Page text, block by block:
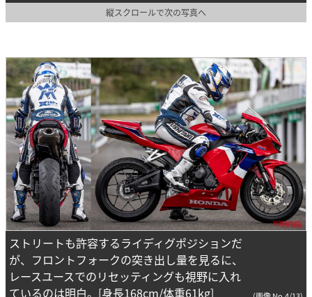
縦スクロールで次の写真へ
ストリートも許容するライディグポジションだ
が、フロントフォークの突き出し量を見るに、
レースユースでのリセッティングも視野に入れ
ているのは明白。[身長168cm/体重61kg]